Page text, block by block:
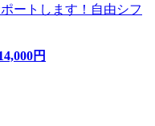
ートします！自由シフ
円